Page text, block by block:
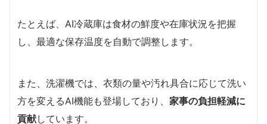
たとえば、AI冷蔵庫は食材の鮮度や在庫状況を把握
し、最適な保存温度を自動で調整します。
また、洗濯機では、衣類の量や汚れ具合に応じて洗い
方を変えるAI機能も登場しており、 家事の負担軽減に
貢献しています。